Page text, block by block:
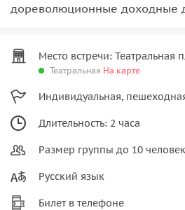
дореволюционные доходные
Место встречи: Театральная
Театральная На карте
Индивидуальная,
Длительность: 2 часа
Размер группы до 10 человек
Русский язык
Билет в телефоне